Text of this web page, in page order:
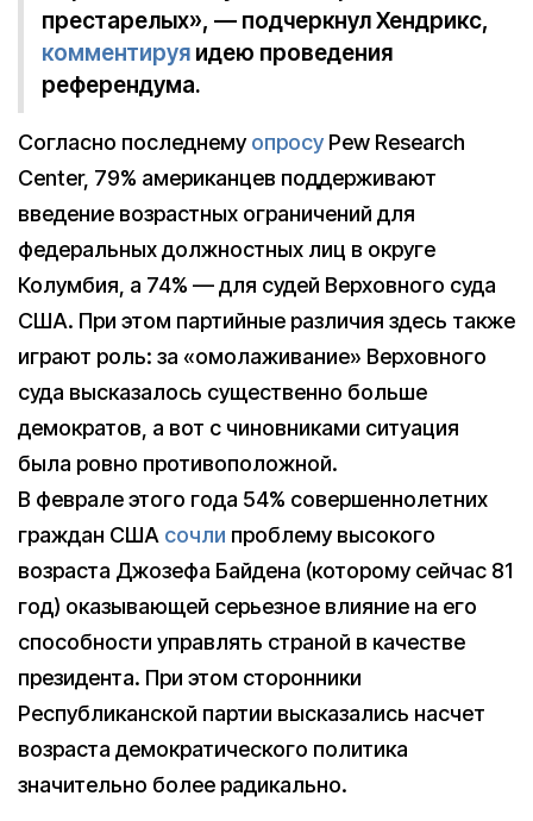
престарелых», — подчеркнул Хендрикс,
комментируя идею проведения
референдума.
Согласно последнемуопросу Pew Research
Center, 79% американцев поддерживают
введение возрастных ограничений для
федеральных должностных лиц в округе
Колумбия, а 74% — для судей Верховного суда
США. При этом партийные различия здесь также
играют роль: за «омолаживание» Верховного
суда высказалось существенно больше
демократов, а вот с чиновниками ситуация
была ровно противоположной.
В феврале этого года 54% совершеннолетних
граждан США сочли проблему высокого
возраста Джозефа Байдена (которому сейчас 81
год) оказывающей серьезное влияние на его
способности управлять страной в качестве
президента. При этом сторонники
Республиканской партии высказались насчет
возраста демократического политика
значительно более радикально.